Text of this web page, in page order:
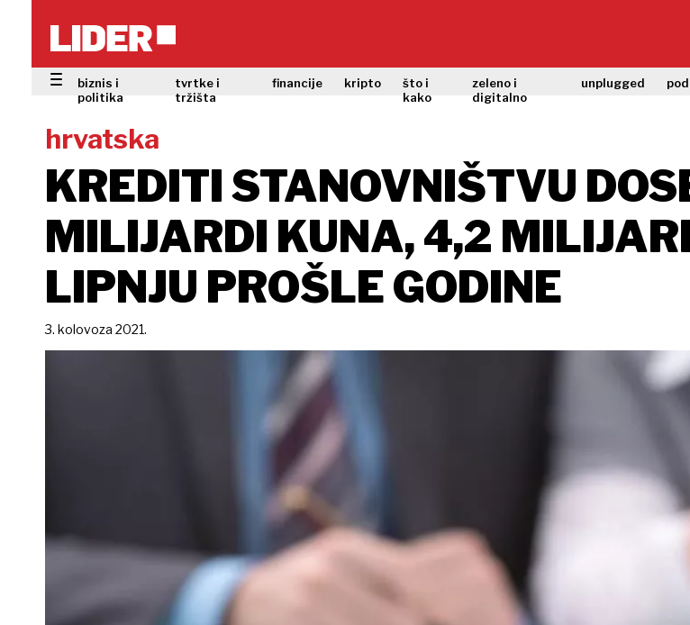
biznis i
politika
tvrtke i
tržišta
financije kripto
što i
kako
zeleno i
digitalno
unplugged
hrvatska
KREDITI STANOVNIŠTVU
MILIJARDI KUNA, 4,2
LIPNJU PROŠLE GODINE
3. kolovoza 2021.